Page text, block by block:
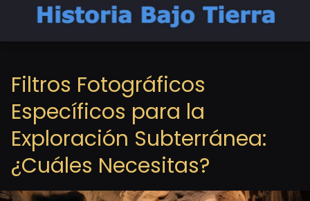
Filtros Fotográficos
Específicos para la
Exploración Subterránea:
¿Cuáles Necesitas?